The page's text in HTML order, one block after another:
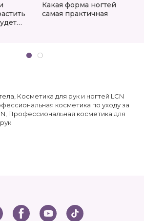
Какая форма ногтей
самая практичная
Косметика для рук и ногтей LCN
косметика по уходу за
Профессиональная косметика для